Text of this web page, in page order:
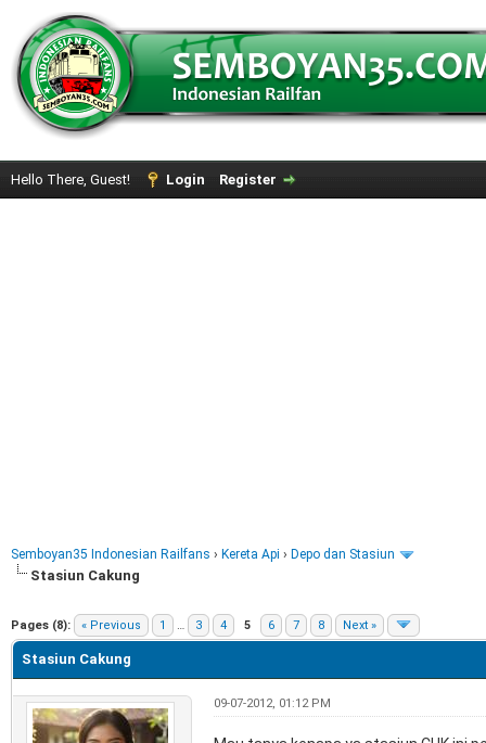
Hello There, Guest! Login Register
Semboyan35 Indonesian Railfans › Kereta Api › Depo dan Stasiun
Stasiun Cakung
Pages (8): « Previous 1 … 3 4 5 6 7 8 Next »
Stasiun Cakung
09-07-2012, 01:12 PM